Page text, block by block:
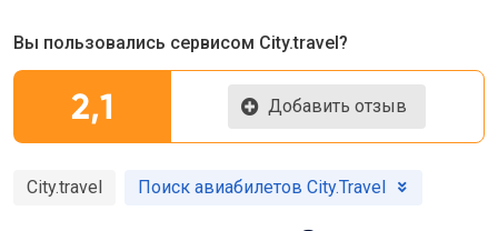
Вы пользовались сервисом City.travel?
2,1 Добавить отзыв
City.travel Поиск авиабилетов City.Travel